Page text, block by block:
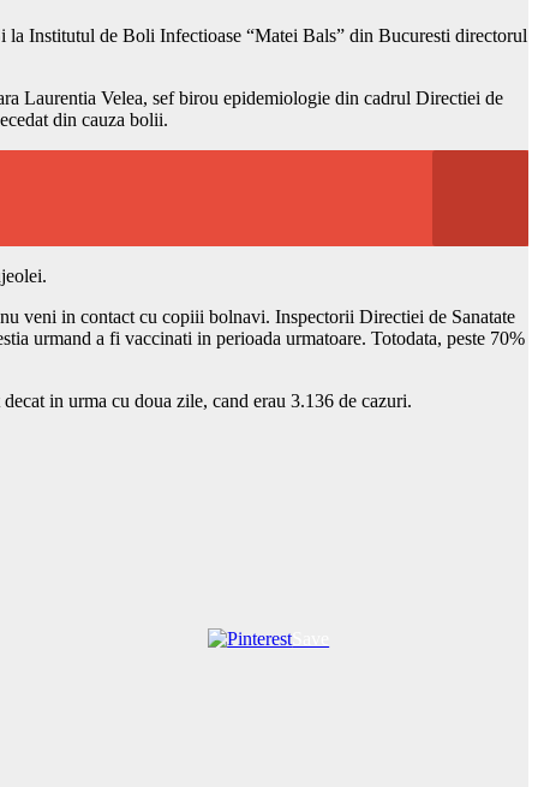
Institutul de Boli Infectioase “Matei Bals” din Bucuresti directorul
Laurentia Velea, sef birou epidemiologie din cadrul Directiei de
din cauza bolii.
veni in contact cu copiii bolnavi. Inspectorii Directiei de Sanatate
urmand a fi vaccinati in perioada urmatoare. Totodata, peste 70%
in urma cu doua zile, cand erau 3.136 de cazuri.